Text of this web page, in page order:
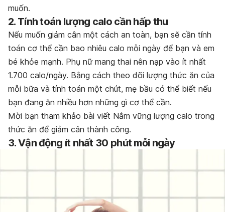
muốn.
2. Tính toán lượng calo cần hấp thu
Nếu muốn giảm cân một cách an toàn, bạn sẽ cần tính
toán cơ thể cần bao nhiêu calo mỗi ngày để bạn và em
bé khỏe mạnh. Phụ nữ mang thai nên nạp vào ít nhất
1.700 calo/ngày. Bằng cách theo dõi lượng thức ăn của
mỗi bữa và tính toán một chút, mẹ bầu có thể biết nếu
bạn đang ăn nhiều hơn những gì cơ thể cần.
Mời bạn tham khảo bài viết Nắm vững lượng calo trong
thức ăn để giảm cân thành công.
3. Vận động ít nhất 30 phút mỗi ngày